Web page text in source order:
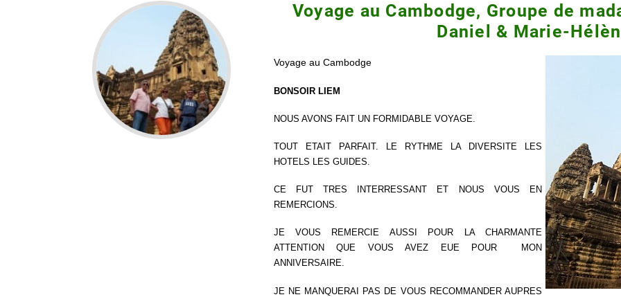
Voyage au Cambodge, Groupe de
Daniel & Marie-
Voyage au Cambodge
BONSOIR LIEM
NOUS AVONS FAIT UN FORMIDABLE VOYAGE.
TOUT ETAIT PARFAIT. LE RYTHME LA DIVERSITE LES
HOTELS LES GUIDES.
CE FUT TRES INTERRESSANT ET NOUS VOUS EN
REMERCIONS.
JE VOUS REMERCIE AUSSI POUR LA CHARMANTE
ATTENTION QUE VOUS AVEZ EUE POUR MON
ANNIVERSAIRE.
JE NE MANQUERAI PAS DE VOUS RECOMMANDER AUPRES